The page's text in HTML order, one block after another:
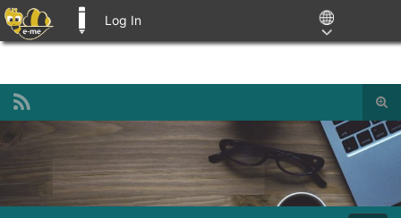
Log In
Search for: